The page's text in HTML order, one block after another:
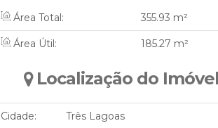
Área Total: 355.93 m²
Área Útil: 185.27 m²
Localização do Imóvel
Cidade: Três Lagoas